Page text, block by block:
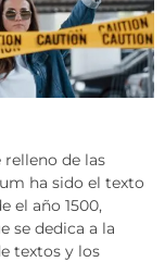
de las
ha sido el texto
el año 1500,
se dedica a la
textos y los